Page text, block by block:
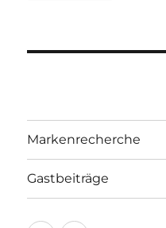
Markenrecherche
Gastbeiträge